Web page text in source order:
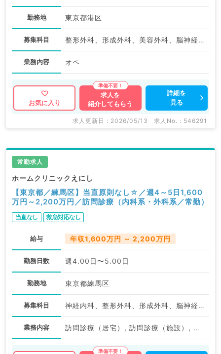
勤務地 東京都港区
募集科目 整形外科、形成外科、美容外科、脳神経外科、呼吸器外科、心臓血管外科、外科系全般、一般外科、消化器外科
業務内容 オペ
お気に入り
求人を
紹介してもらう
詳細を
見る
求人更新日 : 2026/05/13 求人No. : 546291
常勤求人
ホームクリニックえにし
【東京都／練馬区】当直原則なし☆／週4～5日1,600
万円～2,200万円／訪問診療（内科系・外科系／常勤）
当直なし 救急対応なし
給与 年収1,600万円 ～ 2,200万円
勤務日数 週4.00日〜5.00日
勤務地 東京都練馬区
募集科目 神経内科、整形外科、形成外科、脳神経外科、呼吸器外科、心臓血管外科、泌尿器科、一般内科、循環器内科、呼吸器内科、消化器内科、内分泌・代謝内科、腎臓内科、老年内科、血液内科、外科系全般、一般外科、消化器外科、乳腺外科、膠原病科、大腸・肛門外科
業務内容 訪問診療（居宅）, 訪問診療（施設）, その他, 訪問診療（施設）